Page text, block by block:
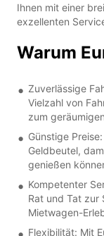
Ihnen mit einer
exzellenten
Warum
Zuverlässige
Vielzahl von
zum
Günstige
Geldbeutel,
genießen
Kompetenter
Rat und Tat zur
Mietwagen-
Flexibilität: Mit